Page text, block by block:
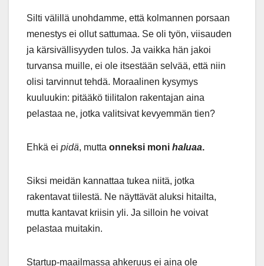
Silti välillä unohdamme, että kolmannen porsaan
menestys ei ollut sattumaa. Se oli työn, viisauden
ja kärsivällisyyden tulos. Ja vaikka hän jakoi
turvansa muille, ei ole itsestään selvää, että niin
olisi tarvinnut tehdä. Moraalinen kysymys
kuuluukin: pitääkö tiilitalon rakentajan aina
pelastaa ne, jotka valitsivat kevyemmän tien?
Ehkä ei pidä, mutta onneksi moni haluaa.
Siksi meidän kannattaa tukea niitä, jotka
rakentavat tiilestä. Ne näyttävät aluksi hitailta,
mutta kantavat kriisin yli. Ja silloin he voivat
pelastaa muitakin.
Startup-maailmassa ahkeruus ei aina ole